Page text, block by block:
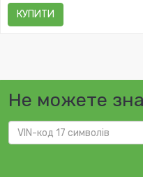
КУПИТИ
Не можете